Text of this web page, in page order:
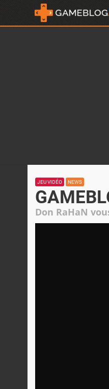
JEU VIDÉO NEWS
Don RaHaN